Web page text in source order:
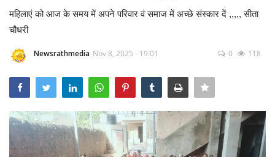
राज्य-शहर
Apply for News Rath Media ID Card
देश
ज्योतिष
व्यापार
महिलाएं को आज के समय में अपने परिवार वं समाज में अच्छे संस्कार दें ,,,,, सीता
चौधरी
Newsrathmedia Nov 8, 2025 - 19:01 0 118